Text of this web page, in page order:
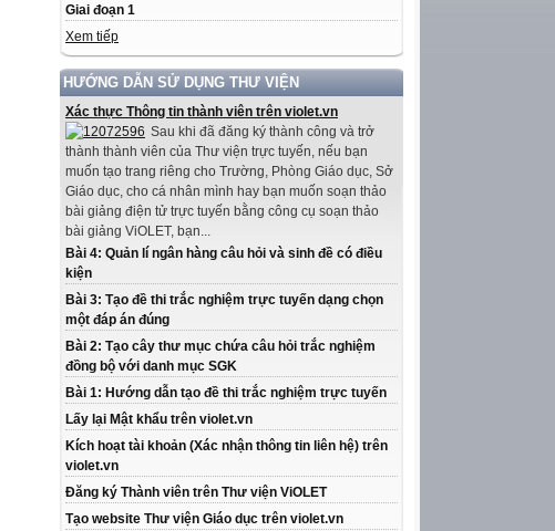
Giai đoạn 1
Xem tiếp
HƯỚNG DẪN SỬ DỤNG THƯ VIỆN
Xác thực Thông tin thành viên trên violet.vn
Sau khi đã đăng ký thành công và trở
thành thành viên của Thư viện trực tuyến, nếu bạn
muốn tạo trang riêng cho Trường, Phòng Giáo dục, Sở
Giáo dục, cho cá nhân mình hay bạn muốn soạn thảo
bài giảng điện tử trực tuyến bằng công cụ soạn thảo
bài giảng ViOLET, bạn...
Bài 4: Quản lí ngân hàng câu hỏi và sinh đề có điều
kiện
Bài 3: Tạo đề thi trắc nghiệm trực tuyến dạng chọn
một đáp án đúng
Bài 2: Tạo cây thư mục chứa câu hỏi trắc nghiệm
đồng bộ với danh mục SGK
Bài 1: Hướng dẫn tạo đề thi trắc nghiệm trực tuyến
Lấy lại Mật khẩu trên violet.vn
Kích hoạt tài khoản (Xác nhận thông tin liên hệ) trên
violet.vn
Đăng ký Thành viên trên Thư viện ViOLET
Tạo website Thư viện Giáo dục trên violet.vn